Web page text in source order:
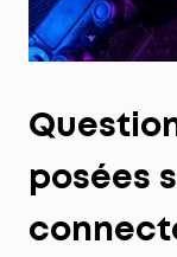
posées